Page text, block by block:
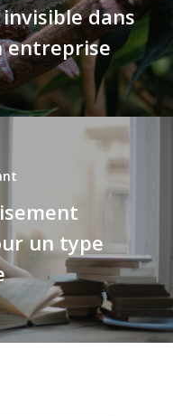
dans
entreprise
un type